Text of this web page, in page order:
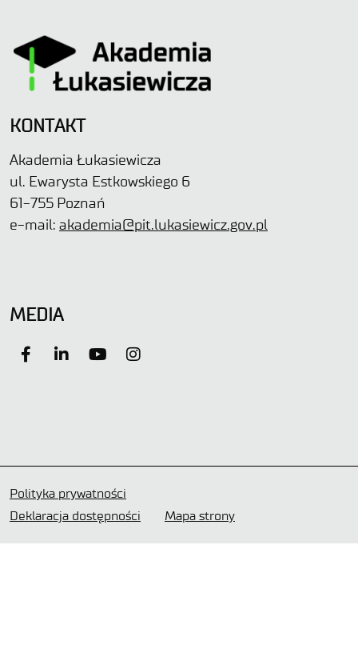
KONTAKT
Akademia Łukasiewicza
ul. Ewarysta Estkowskiego 6
61-755 Poznań
e-mail: akademia@pit.lukasiewicz.gov.pl
MEDIA
Polityka prywatności
Deklaracja dostępności
Mapa strony